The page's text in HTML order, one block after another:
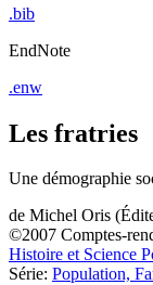
.bib
EndNote
.enw
Les fratries
Une démographie
de Michel Oris
©2007 Comptes-
Histoire et Science
Série: Population,